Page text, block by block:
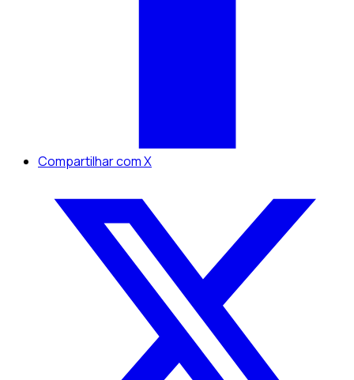
Compartilhar com X